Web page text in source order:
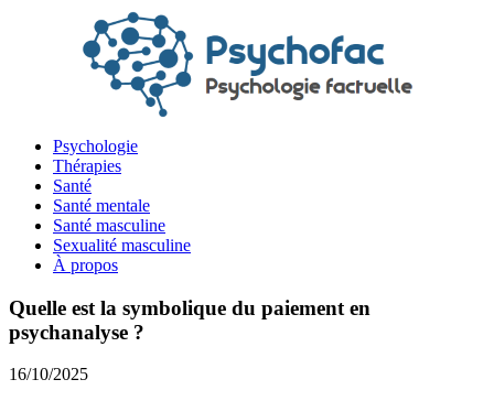
Psychologie
Thérapies
Santé
Santé mentale
Santé masculine
Sexualité masculine
À propos
Quelle est la symbolique du paiement en
psychanalyse ?
16/10/2025